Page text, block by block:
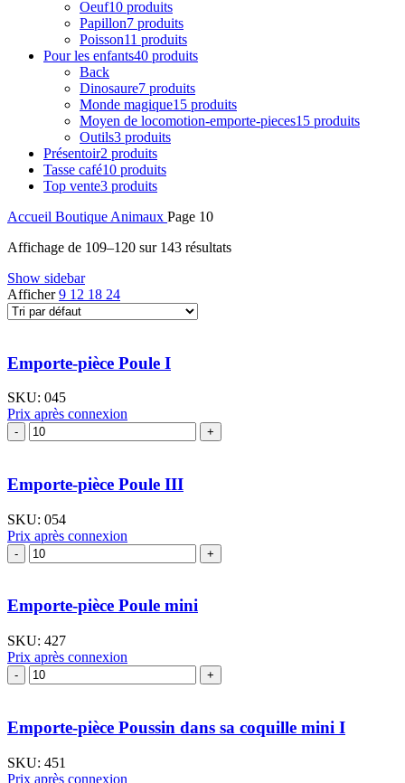
Oeuf10 produits
Papillon7 produits
Poisson11 produits
Pour les enfants40 produits
Back
Dinosaure7 produits
Monde magique15 produits
Moyen de locomotion-emporte-pieces15 produits
Outils3 produits
Présentoir2 produits
Tasse café10 produits
Top vente3 produits
Accueil Boutique Animaux Page 10
Affichage de 109–120 sur 143 résultats
Show sidebar
Afficher9 12 18 24
Emporte-pièce Poule I
SKU: 045
Prix après connexion
quantité
de
Poule
Emporte-pièce Poule III
SKU: 054
Prix après connexion
quantité
de
pièce
Poule
III
Emporte-pièce Poule mini
SKU: 427
Prix après connexion
quantité
de
Poule
Emporte-pièce Poussin dans sa coquille mini I
SKU: 451
Prix après connexion